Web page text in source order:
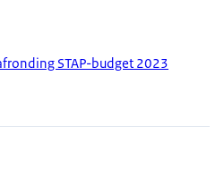
STAP-budget 2023